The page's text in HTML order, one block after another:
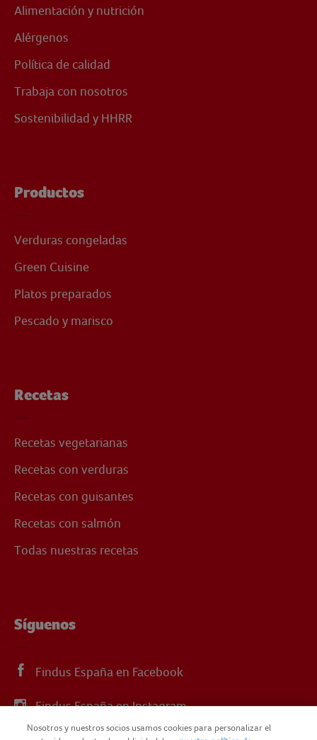
Alimentación y nutrición
Alérgenos
Política de calidad
Trabaja con nosotros
Sostenibilidad y HHRR
Productos
Verduras congeladas
Green Cuisine
Platos preparados
Pescado y marisco
Recetas
Recetas vegetarianas
Recetas con verduras
Recetas con guisantes
Recetas con salmón
Todas nuestras recetas
Síguenos
Findus España en Facebook
Findus España en Instagram
Nosotros y nuestros socios usamos cookies para personalizar el